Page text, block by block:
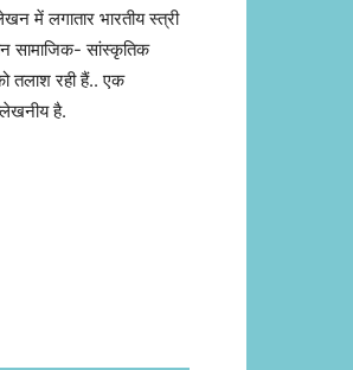
में लगातार भारतीय स्त्री
सामाजिक- सांस्कृतिक
तलाश रही हैं.. एक
है.